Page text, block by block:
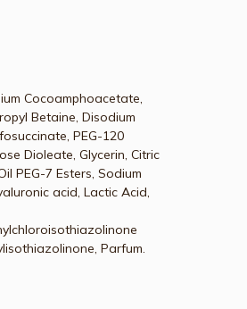
Cocoamphoacetate,
Betaine, Disodium
PEG-120
Dioleate, Glycerin, Citric
PEG-7 Esters, Sodium
acid, Lactic Acid,
Parfum.